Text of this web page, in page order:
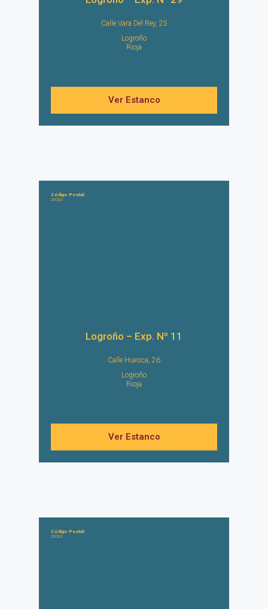
Calle Vara Del Rey, 25
Logroño
Rioja
Ver Estanco
Código Postal:
26002
Logroño – Exp. Nº 11
Calle Huesca, 26
Logroño
Rioja
Ver Estanco
Código Postal:
26002